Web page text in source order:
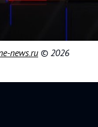
news.ru © 2026